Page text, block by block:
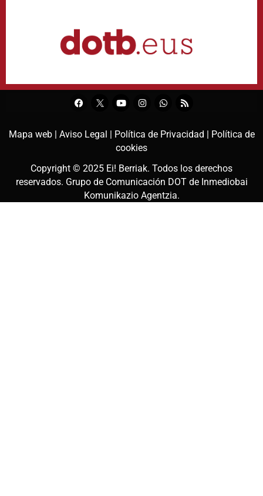
Mapa web | Aviso Legal | Política de Privacidad | Política de
cookies
Copyright © 2025 Ei! Berriak. Todos los derechos
reservados. Grupo de Comunicación DOT de Inmediobai
Komunikazio Agentzia.